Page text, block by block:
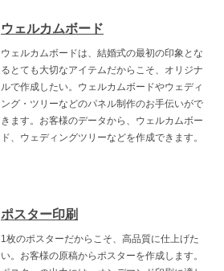
ウェルカムボード
ウェルカムボードは、結婚式の最初の印象とな
るとても大切なアイテムだからこそ、オリジナ
ルで作成したい。ウェルカムボードやウェディ
ング・ツリーなどのパネル制作のお手伝いがで
きます。お客様のデータから、ウェルカムボー
ド、ウェディングツリーなどを作成できます。
ポスター印刷
1枚のポスターだからこそ、高品質に仕上げた
い。お客様の原稿からポスターを作成します。